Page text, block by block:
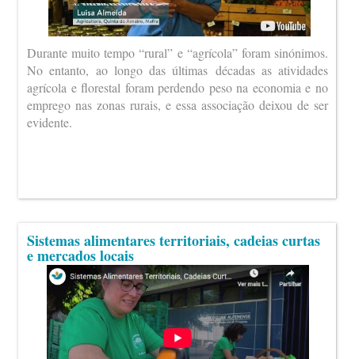
Durante muito tempo “rural” e “agrícola” foram sinónimos.
No entanto, ao longo das últimas décadas as atividades
agrícola e florestal foram perdendo peso na economia e no
emprego nas zonas rurais, e essa associação deixou de ser
evidente.
Sistemas alimentares territoriais, cadeias curtas
e mercados locais